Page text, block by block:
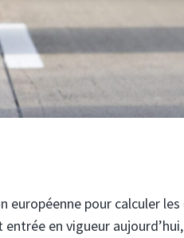
pour calculer
en vigueur